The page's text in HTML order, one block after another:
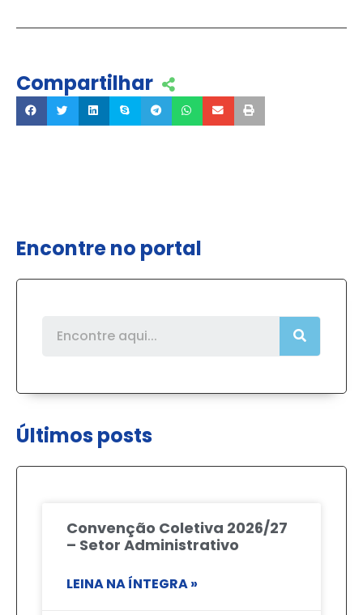
Compartilhar
Encontre no portal
Últimos posts
Convenção Coletiva 2026/27
– Setor Administrativo
LEINA NA ÍNTEGRA »